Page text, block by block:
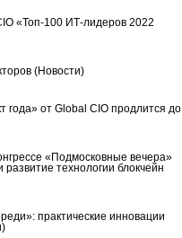
«Топ-100 ИТ-лидеров 2022
(Новости)
года» от Global CIO продлится до
«Подмосковные вечера»
технологии блокчейн
практические инновации